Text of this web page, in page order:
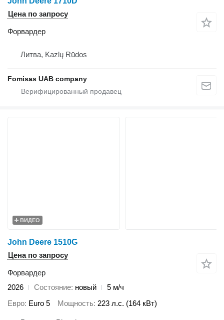
Цена по запросу
Форвардер
Литва, Kazlų Rūdos
Fomisas UAB company
ВИДЕО
John Deere 1510G
Цена по запросу
Форвардер
2026
Состояние новый
5 м/ч
Евро Euro 5 Мощность 223 л.с. (164 кВт)